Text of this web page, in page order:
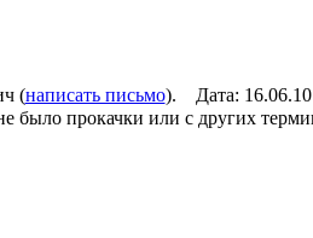
(написать письмо). Дата:
было прокачки или с других